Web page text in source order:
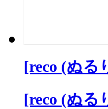
[reco (ぬる
[reco (ぬる